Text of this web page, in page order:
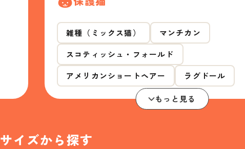
雑種（ミックス猫）
マンチカン
スコティッシュ・フォールド
アメリカンショートヘアー
ラグドール
もっと見る
サイズから探す